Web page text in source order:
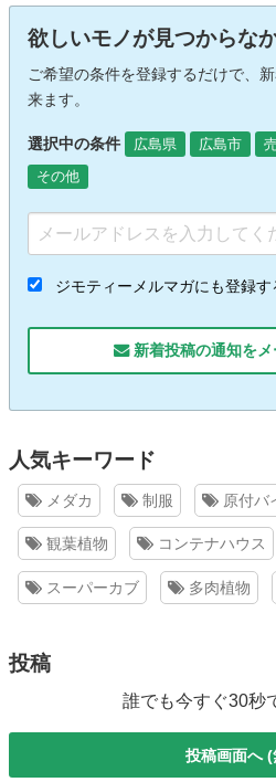
欲しいモノが見つからな
ご希望の条件を登録するだけで、
来ます。
選択中の条件 広島県 広島市
その他
ジモティーメルマガにも登録す
新着投稿の通知をメ
人気キーワード
メダカ 制服 原付バ
観葉植物 コンテナハウス
スーパーカブ 多肉植物
投稿
誰でも今すぐ30秒
投稿画面へ (